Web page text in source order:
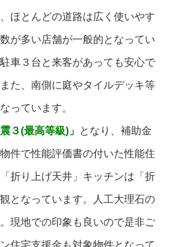
ほとんどの道路は広く使いやす
が多い店舗が一般的となってい
車３台と来客があっても安心で
た、南側に庭やタイルデッキ等
っています。
３(最高等級)」 となり、補助金
件で性能評価書の付いた性能住
折り上げ天井」キッチンは「折
となっています。人工大理石の
現地での印象も良いので是非ご
住宅支援金も対象物件となって